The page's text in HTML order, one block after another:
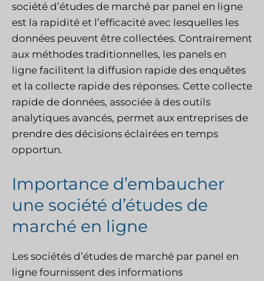
société d’études de marché par panel en ligne
est la rapidité et l’efficacité avec lesquelles les
données peuvent être collectées. Contrairement
aux méthodes traditionnelles, les panels en
ligne facilitent la diffusion rapide des enquêtes
et la collecte rapide des réponses. Cette collecte
rapide de données, associée à des outils
analytiques avancés, permet aux entreprises de
prendre des décisions éclairées en temps
opportun.
Importance d’embaucher
une société d’études de
marché en ligne
Les sociétés d’études de marché par panel en
ligne fournissent des informations